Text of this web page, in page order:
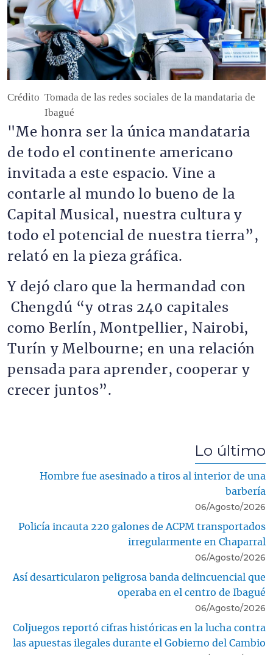
Crédito Tomada de las redes sociales de la mandataria de
Ibagué
"Me honra ser la única mandataria
de todo el continente americano
invitada a este espacio. Vine a
contarle al mundo lo bueno de la
Capital Musical, nuestra cultura y
todo el potencial de nuestra tierra”,
relató en la pieza gráfica.
Y dejó claro que la hermandad con
Chengdú “y otras 240 capitales
como Berlín, Montpellier, Nairobi,
Turín y Melbourne; en una relación
pensada para aprender, cooperar y
crecer juntos”.
Lo último
Hombre fue asesinado a tiros al interior de una
barbería
06/Agosto/2026
Policía incauta 220 galones de ACPM transportados
irregularmente en Chaparral
06/Agosto/2026
Así desarticularon peligrosa banda delincuencial que
operaba en el centro de Ibagué
06/Agosto/2026
Coljuegos reportó cifras históricas en la lucha contra
las apuestas ilegales durante el Gobierno del Cambio